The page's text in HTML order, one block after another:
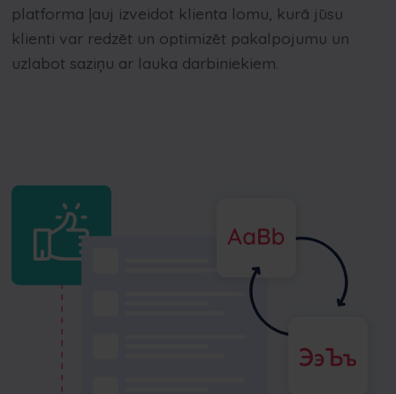
platforma ļauj izveidot klienta lomu, kurā jūsu
klienti var redzēt un optimizēt pakalpojumu un
uzlabot saziņu ar lauka darbiniekiem.